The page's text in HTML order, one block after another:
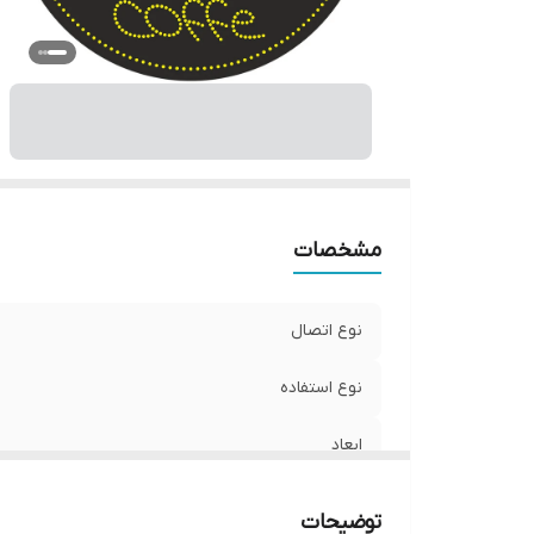
مشخصات
نوع اتصال
نوع استفاده
ابعاد
توضیحات